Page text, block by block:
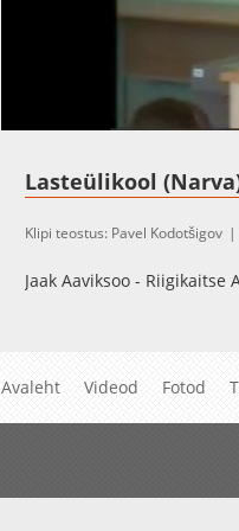
Lasteülikool
Klipi teostus: Pavel Kodotšigov
Jaak Aaviksoo - Riigikaitse
Avaleht Videod Fotod